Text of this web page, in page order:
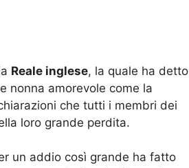
Reale inglese, la quale ha detto
nonna amorevole come la
che tutti i membri dei
loro grande perdita.
un addio così grande ha fatto